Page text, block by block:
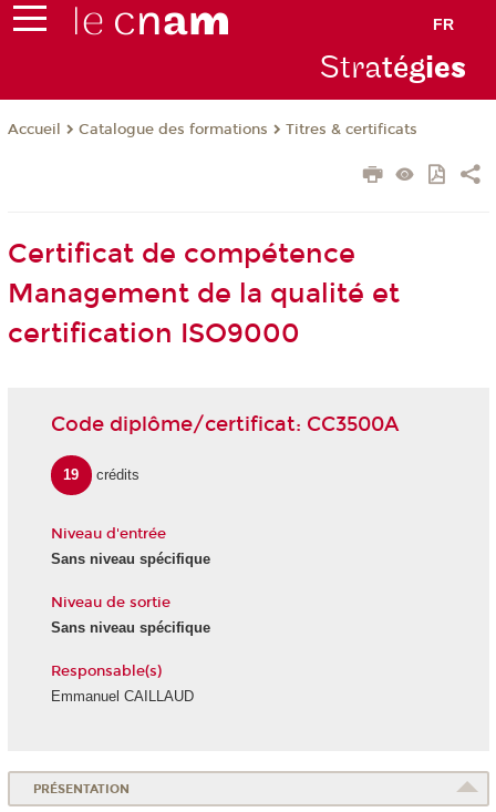
FR
Stratégies
Accueil Catalogue des formations Titres & certificats
Certificat de compétence
Management de la qualité et
certification ISO9000
Code diplôme/certificat: CC3500A
19 crédits
Niveau d'entrée
Sans niveau spécifique
Niveau de sortie
Sans niveau spécifique
Responsable(s)
Emmanuel CAILLAUD
PRÉSENTATION